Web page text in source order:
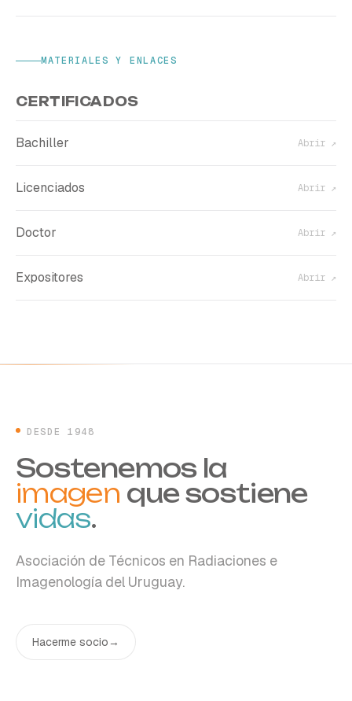
MATERIALES Y ENLACES
CERTIFICADOS
Bachiller Abrir ↗
Licenciados Abrir ↗
Doctor Abrir ↗
Expositores Abrir ↗
DESDE 1948
Sostenemos la
imagen que sostiene
vidas.
Asociación de Técnicos en Radiaciones e
Imagenología del Uruguay.
Hacerme socio →